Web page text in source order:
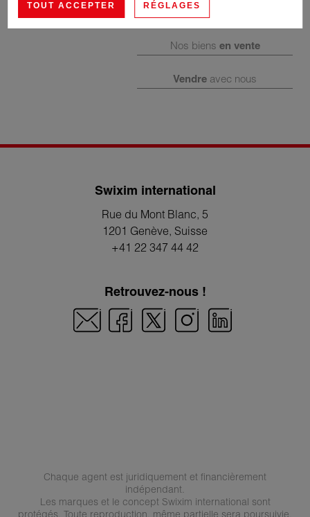
Nos biens en vente
Vendre avec nous
Swixim international
Rue du Mont Blanc, 5
1201 Genève, Suisse
+41 22 347 44 42
Retrouvez-nous !
Chaque agent est juridiquement et financièrement
indépendant.
Les marques et le concept Swixim international sont
protégés. Toute reproduction, même partielle sera poursuivie.
TOUT ACCEPTER RÉGLAGES